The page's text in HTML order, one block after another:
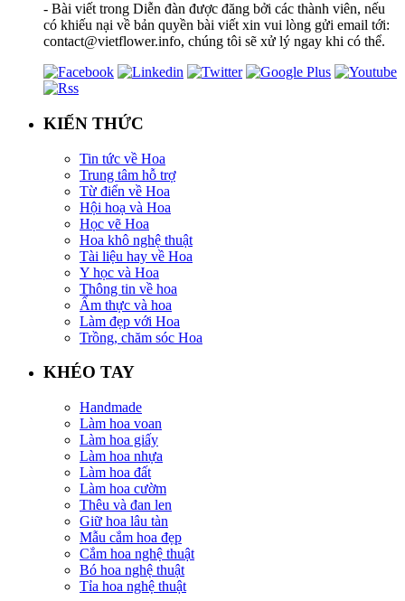
- Bài viết trong Diễn đàn được đăng bởi các thành viên, nếu
có khiếu nại về bản quyền bài viết xin vui lòng gửi email tới:
contact@vietflower.info, chúng tôi sẽ xử lý ngay khi có thể.
KIẾN THỨC
Tin tức về Hoa
Trung tâm hỗ trợ
Từ điển về Hoa
Hội hoạ và Hoa
Học vẽ Hoa
Hoa khô nghệ thuật
Tài liệu hay về Hoa
Y học và Hoa
Thông tin về hoa
Ẩm thực và hoa
Làm đẹp với Hoa
Trồng, chăm sóc Hoa
KHÉO TAY
Handmade
Làm hoa voan
Làm hoa giấy
Làm hoa nhựa
Làm hoa đất
Làm hoa cườm
Thêu và đan len
Giữ hoa lâu tàn
Mẫu cắm hoa đẹp
Cắm hoa nghệ thuật
Bó hoa nghệ thuật
Tỉa hoa nghệ thuật